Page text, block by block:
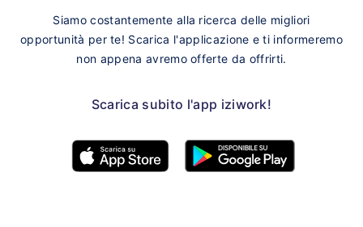
Siamo costantemente alla ricerca delle migliori
opportunità per te! Scarica l'applicazione e ti informeremo
non appena avremo offerte da offrirti.
Scarica subito l'app iziwork!